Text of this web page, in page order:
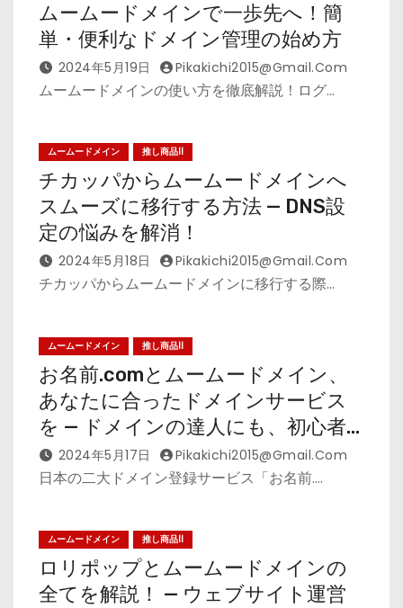
ムームードメインで一歩先へ！簡
単・便利なドメイン管理の始め方
2024年5月19日 Pikakichi2015@gmail.com
ムームードメインの使い方を徹底解説！ログ…
ムームードメイン 推し商品II
チカッパからムームードメインへ
スムーズに移行する方法 — DNS設
定の悩みを解消！
2024年5月18日 Pikakichi2015@gmail.com
チカッパからムームードメインに移行する際…
ムームードメイン 推し商品II
お名前.comとムームードメイン、
あなたに合ったドメインサービス
を — ドメインの達人にも、初心者
にも2024年5月17日 Pikakichi2015@gmail.com
日本の二大ドメイン登録サービス「お名前.…
ムームードメイン 推し商品II
ロリポップとムームードメインの
全てを解説！ — ウェブサイト運営